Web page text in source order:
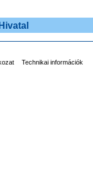
Technikai információk